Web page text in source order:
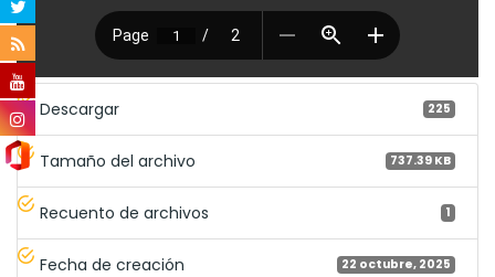
Descargar 225
Tamaño del archivo 737.39 KB
Recuento de archivos 1
Fecha de creación 22 octubre, 2025